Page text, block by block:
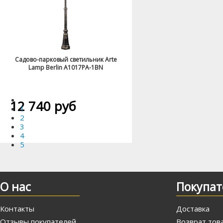
Садово-парковый светильник Arte
Lamp Berlin A1017PA-1BN
12 740 руб
1
2
3
4
5
О нас
Контакты
Доставка